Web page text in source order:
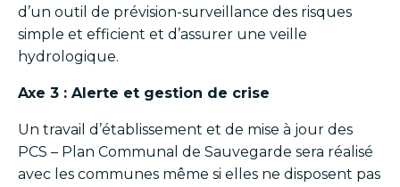
d’un outil de prévision-surveillance des risques
simple et efficient et d’assurer une veille
hydrologique.
Axe 3 : Alerte et gestion de crise
Un travail d’établissement et de mise à jour des
PCS – Plan Communal de Sauvegarde sera réalisé
avec les communes même si elles ne disposent pas